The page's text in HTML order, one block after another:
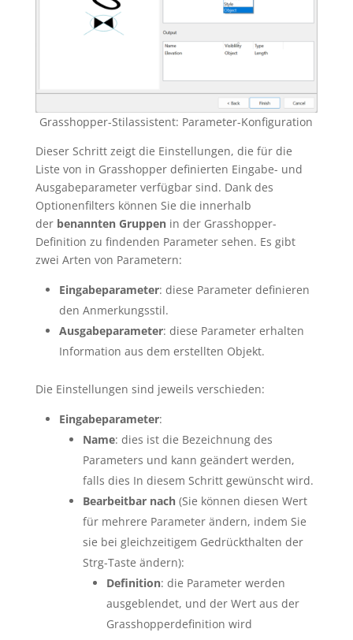
Grasshopper-Stilassistent: Parameter-Konfiguration
Dieser Schritt zeigt die Einstellungen, die für die
Liste von in Grasshopper definierten Eingabe- und
Ausgabeparameter verfügbar sind. Dank des
Optionenfilters können Sie die innerhalb
der benannten Gruppenin der Grasshopper-
Definition zu findenden Parameter sehen. Es gibt
zwei Arten von Parametern:
Eingabeparameter: diese Parameter definieren
den Anmerkungsstil.
Ausgabeparameter: diese Parameter erhalten
Information aus dem erstellten Objekt.
Die Einstellungen sind jeweils verschieden:
Eingabeparameter:
Name: dies ist die Bezeichnung des
Parameters und kann geändert werden,
falls dies In diesem Schritt gewünscht wird.
Bearbeitbar nach(Sie können diesen Wert
für mehrere Parameter ändern, indem Sie
sie bei gleichzeitigem Gedrückthalten der
Strg-Taste ändern):
Definition: die Parameter werden
ausgeblendet, und der Wert aus der
Grasshopperdefinition wird